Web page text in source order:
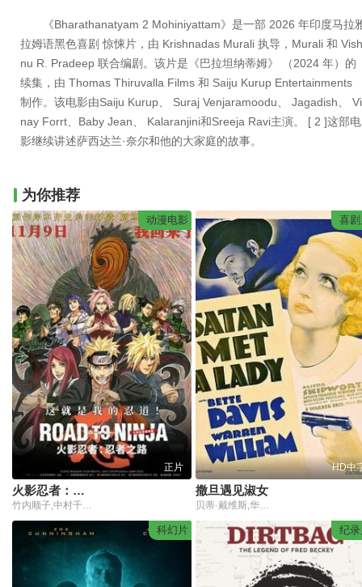
《Bharathanatyam 2 Mohiniyattam》是一部 2026 年印度马拉
拉姆语黑色喜剧 惊悚片，由 Krishnadas Murali 执导，Murali 和 Vish
nu R. Pradeep 联合编剧。该片是《巴拉坦纳蒂姆》 （2024 年）的
续集，由 Thomas Thiruvalla Films 和 Saiju Kurup Entertainments
制作。该电影由Saiju Kurup、 Suraj Venjaramoodu、 Jagadish、 Vi
nay Forrt、Baby Jean、 Kalaranjini和Sreeja Ravi主演。 [ 2 ]这部电
影继续讲述萨西达兰·奈尔和他的大家庭的故事。
为你推荐
动漫电影
正片
火影忍者：忍者之路(国语版)
竹内顺子,中村千绘,森川智之,筱原惠美,伊仓一惠,松本保典,井上和彦,江原正士,关俊彦,杉山纪彰,日野聪,森久保祥太郎,伊藤健太郎,柚木凉香,鸟海浩辅,水树奈奈,川田绅司,增川洋一,远近孝一,田村由香里,胜生真沙子,根本圭子,福田信昭,中村大树,藤生圣子,石川英郎,飞田展男,川本克彦,檀臣幸,寺杣昌纪,土师孝也,中博史,樱井敏治,朝仓荣介,松本忍,宫下典子,织部由香里,大塚芳忠,玄田哲章,内田直哉
喜
HD中
撒旦遇见淑女
贝蒂·戴维斯,华伦·威廉,Alison,Skipworth,阿瑟·特雷彻,玛丽·威尔逊
科幻片 纪